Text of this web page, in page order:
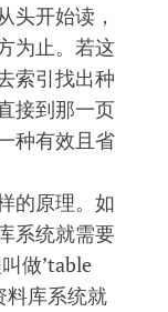
头开始读，
为止。若这
索引找出种
接到那一页
种有效且省
的原理。如
系统就需要
做’table
料库系统就